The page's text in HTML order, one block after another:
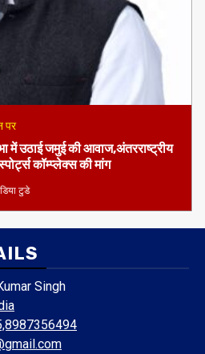
में उठाई जमुई की आवाज,अंतरराष्ट्रीय
कॉम्प्लेक्स की मांग
टुडे
Singh